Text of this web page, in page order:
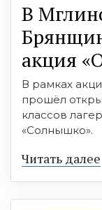
В
акция
В рамках
прошёл
классов
«Солнышко».
Читать далее